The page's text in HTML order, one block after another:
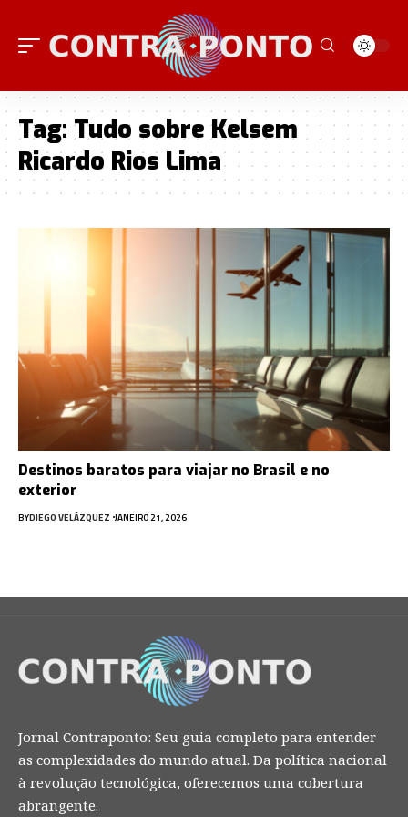
Tag: Tudo sobre Kelsem
Ricardo Rios Lima
Destinos baratos para viajar no Brasil e no
exterior
BYDIEGO VELÁZQUEZ JANEIRO 21, 2026
Jornal Contraponto: Seu guia completo para entender
as complexidades do mundo atual. Da política nacional
à revolução tecnológica, oferecemos uma cobertura
abrangente.